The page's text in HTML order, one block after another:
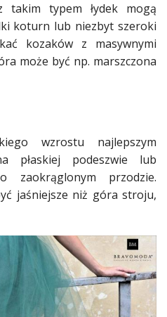
takim typem łydek mogą
koturn lub niezbyt szeroki
kozaków z masywnymi
może być np. marszczona
wzrostu najlepszym
płaskiej podeszwie lub
przodzie.
jaśniejsze niż góra stroju,